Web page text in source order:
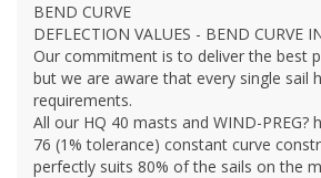
BEND CURVE
DEFLECTION VALUES - BEND CURVE
Our commitment is to deliver the best
but we are aware that every single sail
requirements.
All our HQ 40 masts and WIND-PREG?
76 (1% tolerance) constant curve
perfectly suits 80% of the sails on the